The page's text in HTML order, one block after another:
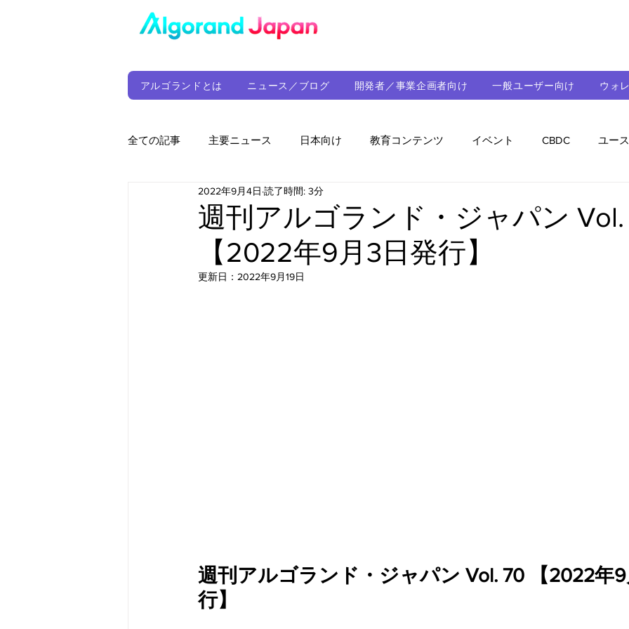
アルゴランドとは ニュース／ブログ 開発者／事業企画者向け 一般ユーザー向け ウォ
全ての記事 主要ニュース 日本向け 教育コンテンツ イベント CBDC ユー
ウォレット 定期レポート
アルゴランド財団 持続可能性 メルマガ
週刊アルゴランド・ジャパン
【2022年9月3日発行】
2022年9月4日 読了時間: 3分
更新日： 2022年9月19日
週刊アルゴランド・ジャパン Vol. 70 【2022年
行】